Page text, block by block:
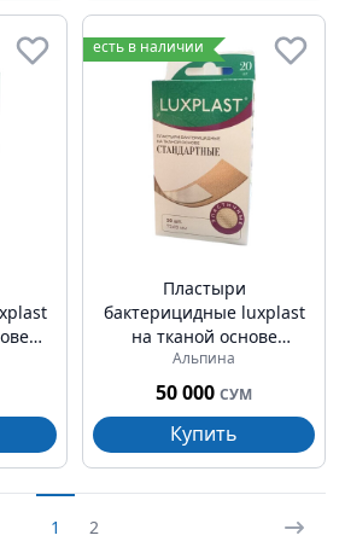
есть в наличии
Пластыри
бактерицидные luxplast
на тканой основе
стандартные №20
Альпина
50 000 СУМ
Купить
1 2